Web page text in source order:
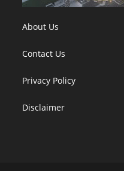
About Us
Contact Us
Privacy Policy
Disclaimer